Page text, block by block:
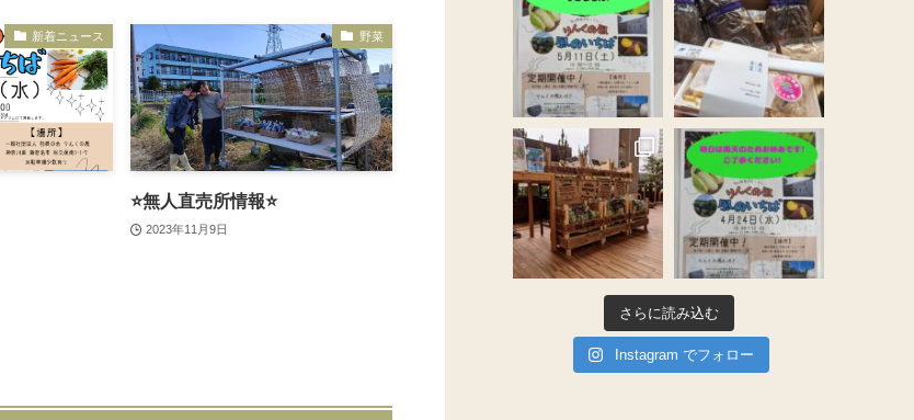
新着ニュース 野菜
⭐️無人直売所情報⭐️
2023年11月9日
さらに読み込む
Instagram でフォロー